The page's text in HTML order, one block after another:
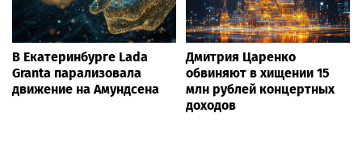
В Екатеринбурге Lada
Granta парализовала
движение на Амундсена
Дмитрия Царенко
обвиняют в хищении 15
млн рублей концертных
доходов